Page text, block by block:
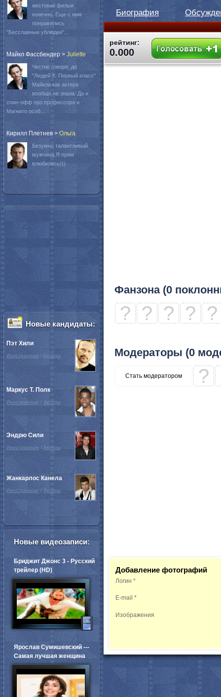
Биография
рейтинг:
0.000
Фанзона (0
? ? ? ? ?
Модераторы (0
Стать модератором ?
Добавление фотографий
Логин *
E-mail *
Изображения
жестокий фильм
конечно. Еще с ним
понравились
"Бесславные ублюдки"...
Майкл Фассбендер > Juliette
Честно говоря, до
"Людей Х: Первый класс"
Майкла как актера
вообще не знала. Да и
спин-офф про профессора и
Магнито особ...
Кирилл Плетнев > Oльга
Безумно талантливый
мужчина.Я прям
влюбилась)))
Новые кандидаты:
Пэт Хили
Иностранные / Актёры
Маркус Т. Полк
Иностранные / Актёры
Эндрю Сили
Иностранные / Актёры
Жанкарлос Канела
Иностранные / Актёры
Новые видеозаписи:
Бриджит Джонс 3 - Русский
трейлер (HD)
Ярослав Сумишевский ---
Самая лучшая женщина